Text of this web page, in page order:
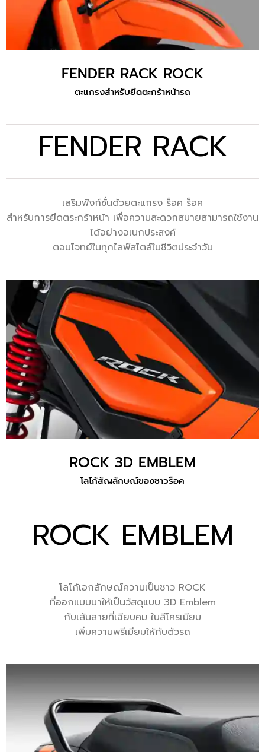
FENDER RACK ROCK
ตะแกรงสำหรับยึดตะกร้าหน้ารถ
FENDER RACK
เสริมฟังก์ชั่นด้วยตะแกรง ร็อค ร็อค
สำหรับการยึดตระกร้าหน้า เพื่อความสะดวกสบายสามารถใช้งาน
ได้อย่างอเนกประสงค์
ตอบโจทย์ในทุกไลฟ์สไตล์ในชีวิตประจำวัน
ROCK 3D EMBLEM
โลโก้สัญลักษณ์ของชาวร็อค
ROCK EMBLEM
โลโก้เอกลักษณ์ความเป็นชาว ROCK
ที่ออกแบบมาให้เป็นวัสดุแบบ 3D Emblem
กับเส้นสายที่เฉียบคม ในสีโครเมียม
เพิ่มความพรีเมียมให้กับตัวรถ
ติดต่อเรา